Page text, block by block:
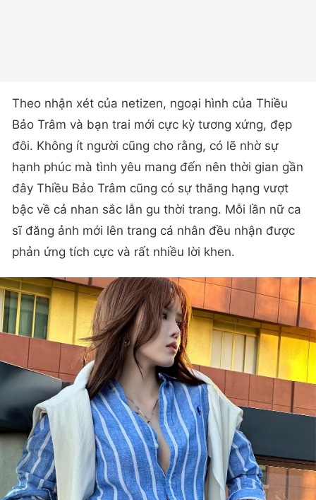
Theo nhận xét của netizen, ngoại hình của Thiều
Bảo Trâm và bạn trai mới cực kỳ tương xứng, đẹp
đôi. Không ít người cũng cho rằng, có lẽ nhờ sự
hạnh phúc mà tình yêu mang đến nên thời gian gần
đây Thiều Bảo Trâm cũng có sự thăng hạng vượt
bậc về cả nhan sắc lẫn gu thời trang. Mỗi lần nữ ca
sĩ đăng ảnh mới lên trang cá nhân đều nhận được
phản ứng tích cực và rất nhiều lời khen.